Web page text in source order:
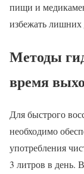
пищи и
избежать лишних
Методы
время
Для быстрого
необходимо
употребления
3 литров в день.